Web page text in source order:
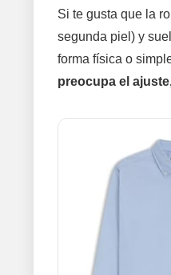
Si te gusta que la
segunda piel) y
forma física o
preocupa el